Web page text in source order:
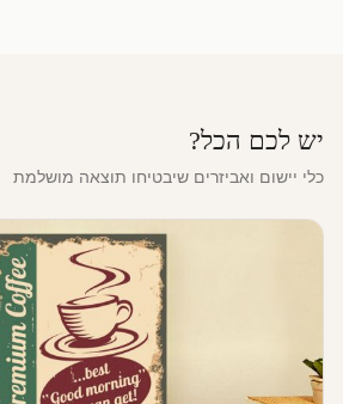
יש לכם הכל?
כלי יישום ואביזרים שיבטיחו תוצאה מושלמת